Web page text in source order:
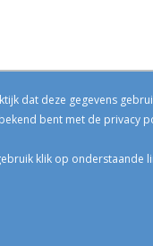
dat deze gegevens
bent met de privacy
klik op onderstaande